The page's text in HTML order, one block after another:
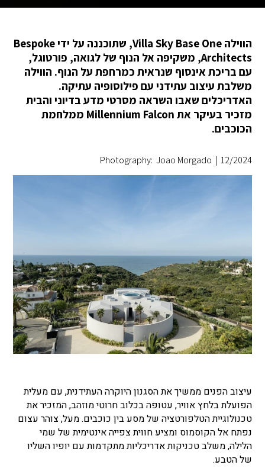
הווילה Villa Sky Base One, שתוכננה על ידי Bespoke
Architects, משקיפה אל הנוף של לגואה, פורטוגל,
עם בריכת אינסוף שנראית כמרחפת על הנוף. הווילה
משלבת עיצוב עתידני עם פילוסופיה עתיקה.
האדריכלים שאבו השראה מסרטי מדע בדיוני והבית
מזכיר בעיקר את Millennium Falcon ממלחמת
הכוכבים.
12/2024
|
Photography: Joao Morgado
עיצוב הפנים ממשיך את הסגנון היוקרה העתידנית, עם מעלית
הפועלת בלחץ אוויר, עטופה בכלוב חרוטי מוזהב, המזכיר את
טכנולוגיית הטלפורטציה של מסע בין כוכבים. מעל, צוהר עצום
נפתח אל הקוסמוס ומציע חווית צפייה אינטימית של שמי
הלילה, משלב טכניקות אדריכליות מתקדמות עם יופיו השליו
של הטבע.